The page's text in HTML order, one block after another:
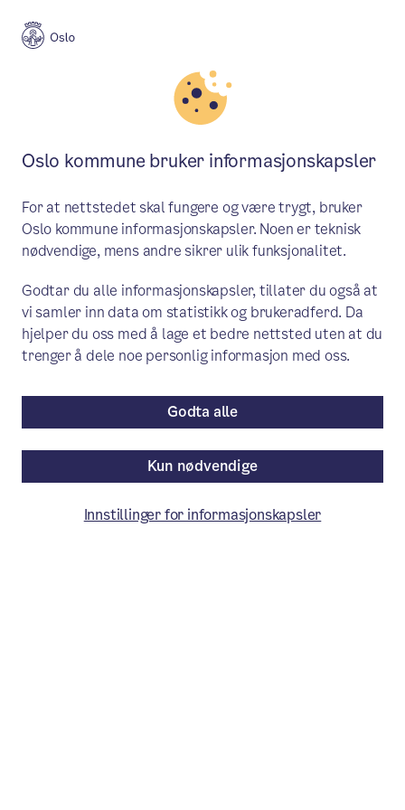
Oslo kommune bruker informasjonskapsler
For at nettstedet skal fungere og være trygt, bruker
Oslo kommune informasjonskapsler. Noen er teknisk
nødvendige, mens andre sikrer ulik funksjonalitet.
Godtar du alle informasjonskapsler, tillater du også at
vi samler inn data om statistikk og brukeradferd. Da
hjelper du oss med å lage et bedre nettsted uten at du
trenger å dele noe personlig informasjon med oss.
Kun nødvendige
Godta alle
Innstillinger for informasjonskapsler